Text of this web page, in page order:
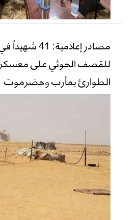
مصادر
للقصف الحوثي على
الطوارئ بمأرب وحضرموت